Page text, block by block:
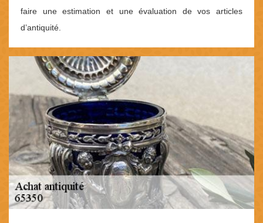
faire une estimation et une évaluation de vos articles
d’antiquité.